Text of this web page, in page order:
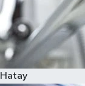
Hatay